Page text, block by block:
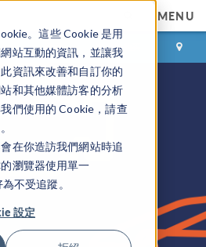
。這些 Cookie 是用
站互動的資訊，並讓我
資訊來改善和自訂你的
和其他媒體訪客的分析
們使用的 Cookie，請查
在你造訪我們網站時追
瀏覽器使用單一
不受追蹤。
設定
MENU
登录 咨询与购买